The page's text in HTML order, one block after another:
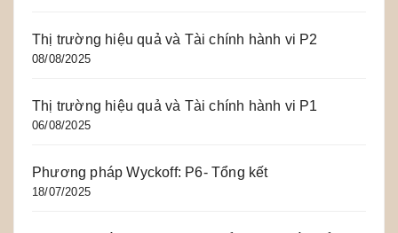
Thị trường hiệu quả và Tài chính hành vi P2
08/08/2025
Thị trường hiệu quả và Tài chính hành vi P1
06/08/2025
Phương pháp Wyckoff: P6- Tổng kết
18/07/2025